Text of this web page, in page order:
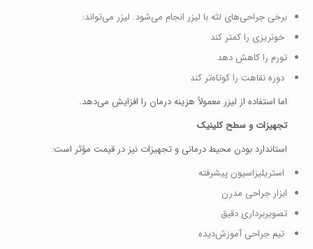
برخی جراحی‌های لثه با لیزر انجام می‌شود. لیزر می‌تواند:
خونریزی را کمتر کند
تورم را کاهش دهد
دوره نقاهت را کوتاه‌تر کند
اما استفاده از لیزر معمولاً هزینه درمان را افزایش می‌دهد.
تجهیزات و سطح کلینیک
استاندارد بودن محیط درمانی و تجهیزات نیز در قیمت مؤثر است:
استریلیزاسیون پیشرفته
ابزار جراحی مدرن
تصویربرداری دقیق
تیم جراحی آموزش‌دیده